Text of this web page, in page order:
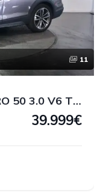
11
AUDI A4 ALLROAD QUATTRO 50 3.0 V6 TDI 286 CV
39.999€